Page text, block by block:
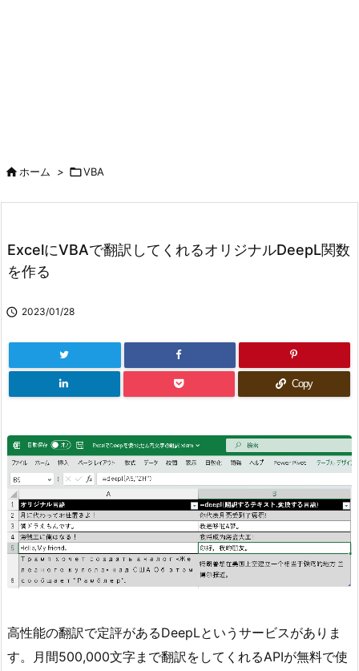
ホーム > VBA
ExcelにVBAで翻訳してくれるオリジナルDeepL関数
を作る
 2023/01/28
Copy
高性能の翻訳で定評があるDeepLというサービスがありま
す。月間500,000文字まで翻訳をしてくれるAPIが無料で使